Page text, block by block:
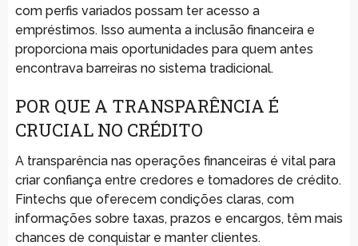
com perfis variados possam ter acesso a
empréstimos. Isso aumenta a inclusão financeira e
proporciona mais oportunidades para quem antes
encontrava barreiras no sistema tradicional.
POR QUE A TRANSPARÊNCIA É
CRUCIAL NO CRÉDITO
A transparência nas operações financeiras é vital para
criar confiança entre credores e tomadores de crédito.
Fintechs que oferecem condições claras, com
informações sobre taxas, prazos e encargos, têm mais
chances de conquistar e manter clientes.